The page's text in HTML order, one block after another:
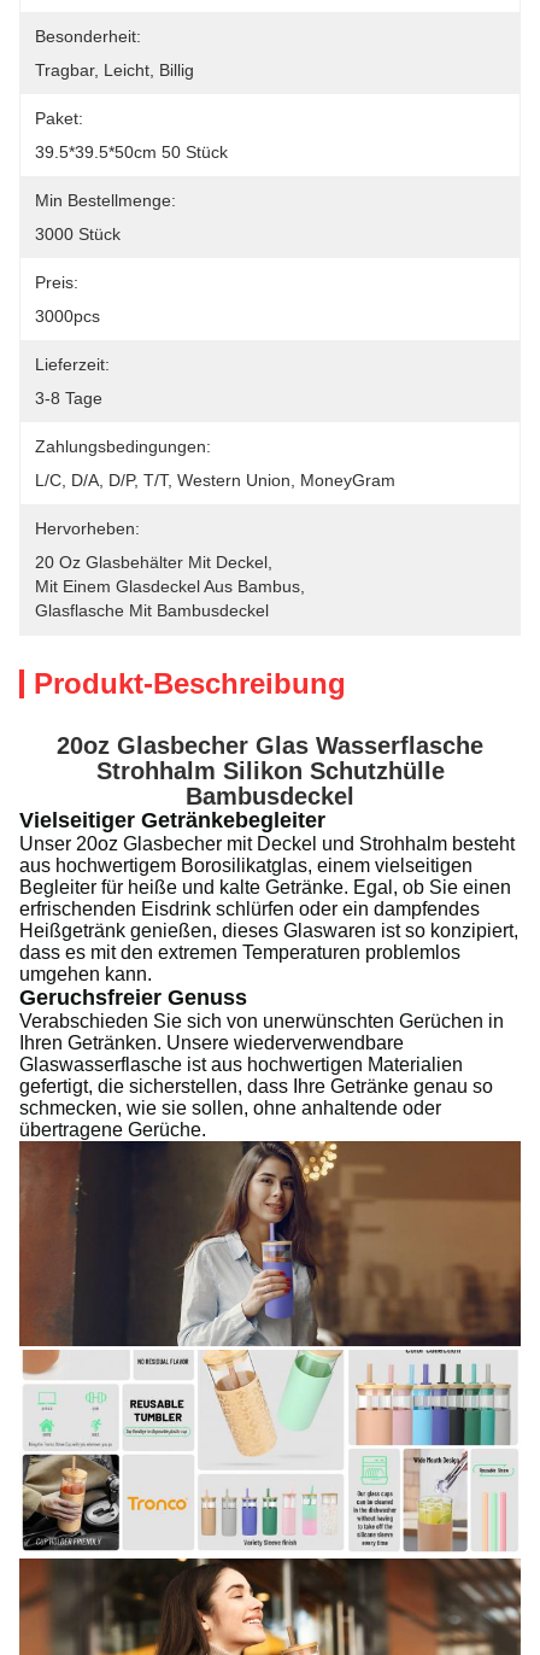
Besonderheit:
Tragbar, Leicht, Billig
Paket:
39.5*39.5*50cm 50 Stück
Min Bestellmenge:
3000 Stück
Preis:
3000pcs
Lieferzeit:
3-8 Tage
Zahlungsbedingungen:
L/C, D/A, D/P, T/T, Western Union, MoneyGram
Hervorheben:
20 Oz Glasbehälter Mit Deckel
Mit Einem Glasdeckel Aus Bambus
Glasflasche Mit Bambusdeckel
Produkt-Beschreibung
20oz Glasbecher Glas Wasserflasche
Strohhalm Silikon Schutzhülle
Bambusdeckel
Vielseitiger Getränkebegleiter
Unser 20oz Glasbecher mit Deckel und Strohhalm besteht
aus hochwertigem Borosilikatglas, einem vielseitigen
Begleiter für heiße und kalte Getränke. Egal, ob Sie einen
erfrischenden Eisdrink schlürfen oder ein dampfendes
Heißgetränk genießen, dieses Glaswaren ist so konzipiert,
dass es mit den extremen Temperaturen problemlos
umgehen kann.
Geruchsfreier Genuss
Verabschieden Sie sich von unerwünschten Gerüchen in
Ihren Getränken. Unsere wiederverwendbare
Glaswasserflasche ist aus hochwertigen Materialien
gefertigt, die sicherstellen, dass Ihre Getränke genau so
schmecken, wie sie sollen, ohne anhaltende oder
übertragene Gerüche.